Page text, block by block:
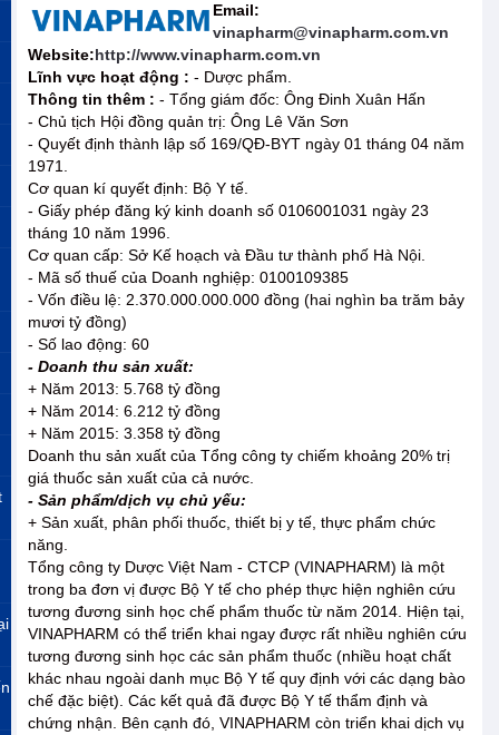
Email:
vinapharm@vinapharm.com.vn
Website:http://www.vinapharm.com.vn
Lĩnh vực hoạt động : - Dược phẩm.
Thông tin thêm : - Tổng giám đốc: Ông Đinh Xuân Hấn
- Chủ tịch Hội đồng quản trị: Ông Lê Văn Sơn
- Quyết định thành lập số 169/QĐ-BYT ngày 01 tháng 04 năm
1971.
Cơ quan kí quyết định: Bộ Y tế.
- Giấy phép đăng ký kinh doanh số 0106001031 ngày 23
tháng 10 năm 1996.
Cơ quan cấp: Sở Kế hoạch và Đầu tư thành phố Hà Nội.
- Mã số thuế của Doanh nghiệp: 0100109385
- Vốn điều lệ: 2.370.000.000.000 đồng (hai nghìn ba trăm bảy
mươi tỷ đồng)
- Số lao động: 60
- Doanh thu sản xuất:
+ Năm 2013: 5.768 tỷ đồng
+ Năm 2014: 6.212 tỷ đồng
+ Năm 2015: 3.358 tỷ đồng
Doanh thu sản xuất của Tổng công ty chiếm khoảng 20% trị
giá thuốc sản xuất của cả nước.
- Sản phẩm/dịch vụ chủ yếu:
+ Sản xuất, phân phối thuốc, thiết bị y tế, thực phẩm chức
năng.
Tổng công ty Dược Việt Nam - CTCP (VINAPHARM) là một
trong ba đơn vị được Bộ Y tế cho phép thực hiện nghiên cứu
tương đương sinh học chế phẩm thuốc từ năm 2014. Hiện tại,
VINAPHARM có thể triển khai ngay được rất nhiều nghiên cứu
tương đương sinh học các sản phẩm thuốc (nhiều hoạt chất
khác nhau ngoài danh mục Bộ Y tế quy định với các dạng bào
chế đặc biệt). Các kết quả đã được Bộ Y tế thẩm định và
chứng nhận. Bên cạnh đó, VINAPHARM còn triển khai dịch vụ